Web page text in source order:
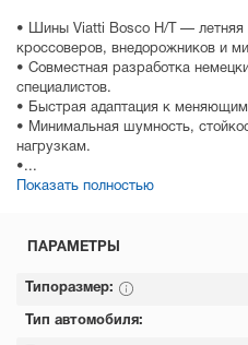
• Шины Viatti Bosco H/T — летняя
кроссоверов, внедорожников и
• Совместная разработка
специалистов.
• Быстрая адаптация к
• Минимальная шумность,
нагрузкам.
•...
Показать полностью
ПАРАМЕТРЫ
Типоразмер:
Тип автомобиля: